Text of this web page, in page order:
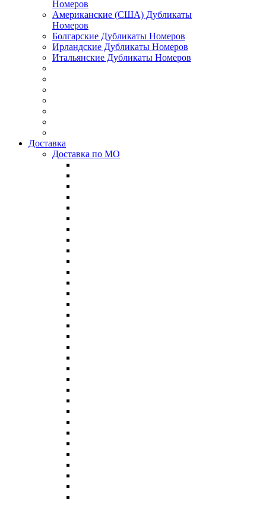
Номеров
Американские (США) Дубликаты
Номеров
Болгарские Дубликаты Номеров
Ирландские Дубликаты Номеров
Итальянские Дубликаты Номеров
Доставка
Доставка по МО